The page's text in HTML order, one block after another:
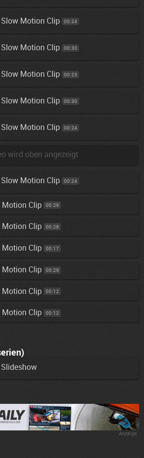
Motion Clip 00:24
Motion Clip 00:30
Motion Clip 00:23
Motion Clip 00:30
Motion Clip 00:24
wird oben angezeigt
Motion Clip 00:24
Clip 00:29
Clip 00:28
Clip 00:17
Clip 00:29
Clip 00:12
Clip 00:12
Anzeige